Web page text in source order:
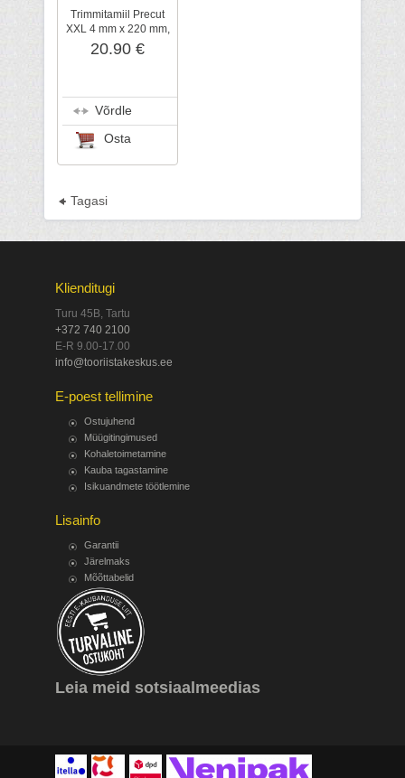
Trimmitamiil Precut
XXL 4 mm x 220 mm,
48 tk/pk
20.90 €
Võrdle
Osta
Tagasi
Klienditugi
Turu 45B, Tartu
+372 740 2100
E-R 9.00-17.00
info@tooriistakeskus.ee
E-poest tellimine
Ostujuhend
Müügitingimused
Kohaletoimetamine
Kauba tagastamine
Isikuandmete töötlemine
Lisainfo
Garantii
Järelmaks
Mõõttabelid
Leia meid sotsiaalmeedias